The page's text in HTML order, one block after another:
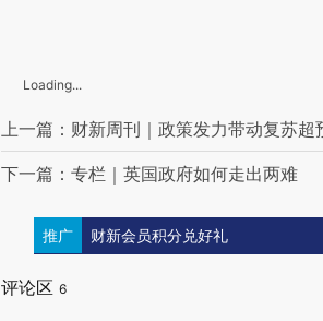
Loading...
上一篇：财新周刊｜政策发力带动复苏超
下一篇：专栏｜英国政府如何走出两难
推广 财新会员积分兑好礼
评论区 6